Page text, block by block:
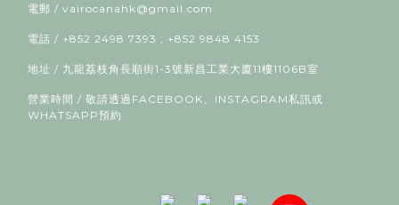
電郵 / vairocanahk@gmail.com
電話 / +852 2498 7393 ; +852 9848 4153
地址 / 九龍荔枝角長順街1-3號新昌工業大廈11樓1106B室
營業時間 / 敬請透過FACEBOOK、INSTAGRAM私訊或
WHATSAPP預約